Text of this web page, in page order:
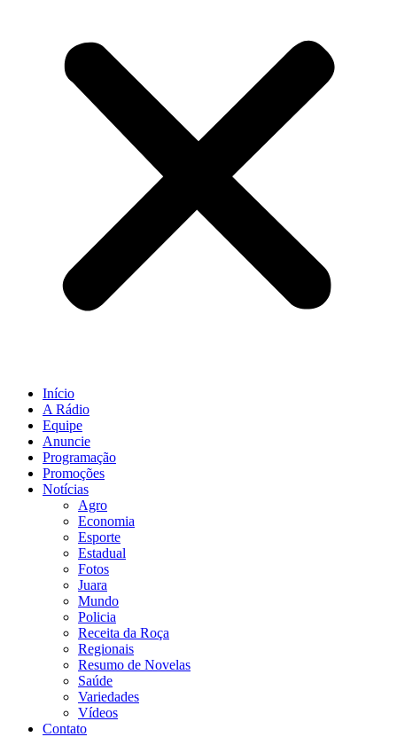
Início
A Rádio
Equipe
Anuncie
Programação
Promoções
Notícias
Agro
Economia
Esporte
Estadual
Fotos
Juara
Mundo
Policia
Receita da Roça
Regionais
Resumo de Novelas
Saúde
Variedades
Vídeos
Contato